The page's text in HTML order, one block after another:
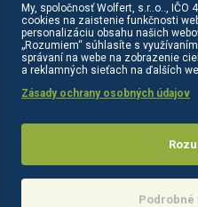
PODOBNÉ PRODUKTY
My, spoločnosť Wolfert, s.r..o.., IČO
cookies na zaistenie funkčnosti
personalizáciu obsahu našich
„Rozumiem“ súhlasíte s
správaní na webe na zobrazenie
a reklamných sieťach na ďalších
Zásady ochrany osobných údajov
Podrobné